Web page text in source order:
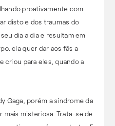
proativamente com
disto e dos traumas do
dia a dia e resultam em
ela quer dar aos fãs a
criou para eles, quando a
Gaga, porém a síndrome da
mais misteriosa. Trata-se de